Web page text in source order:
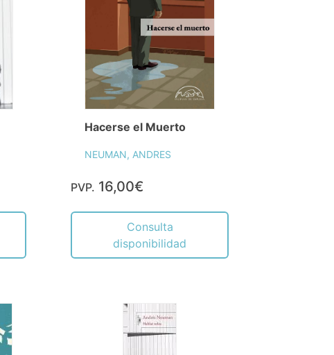
Hacerse el Muerto
NEUMAN, ANDRES
PVP. 16,00€
Consulta
disponibilidad